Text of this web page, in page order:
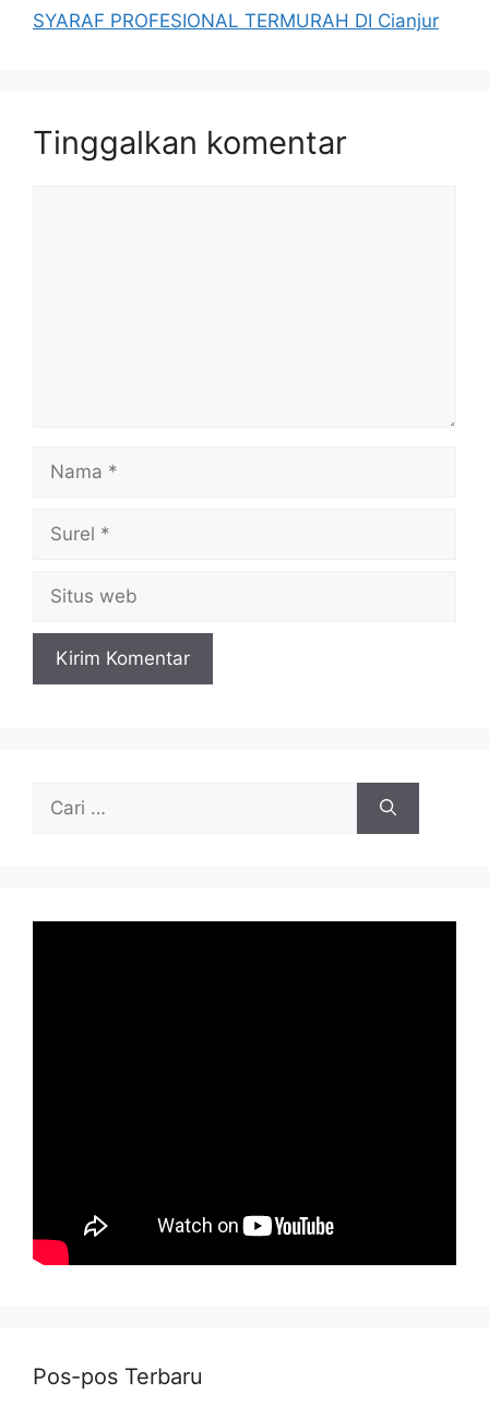
SYARAF PROFESIONAL TERMURAH DI Cianjur
Tinggalkan komentar
web
untuk:
Pos-pos Terbaru